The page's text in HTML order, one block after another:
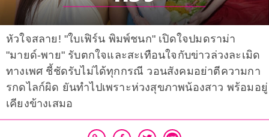
หัวใจสลาย! "ใบเฟิร์น พิมพ์ชนก" เปิดใจปมดราม่า
"มายด์-พาย" รับตกใจและสะเทือนใจกับข่าวล่วงละเมิด
ทางเพศ ชี้ชัดรับไม่ได้ทุกกรณี วอนสังคมอย่าตีความกา
รกดไลก์ผิด ยันทำไปเพราะห่วงสุขภาพน้องสาว พร้อมอยู่
เคียงข้างเสมอ